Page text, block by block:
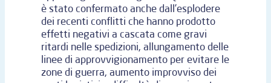
è stato confermato anche dall’esplodere
dei recenti conflitti che hanno prodotto
effetti negativi a cascata come gravi
ritardi nelle spedizioni, allungamento delle
linee di approvvigionamento per evitare le
zone di guerra, aumento improvviso dei